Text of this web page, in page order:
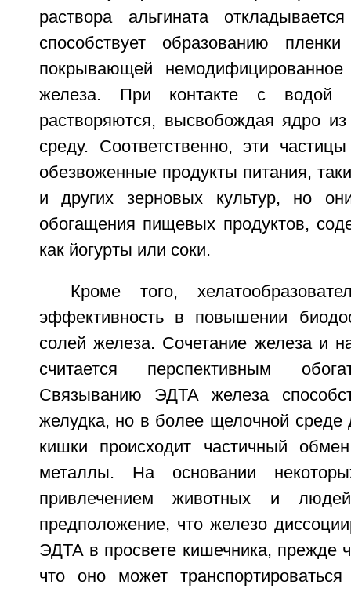
раствора альгината
способствует образованию
покрывающей
железа. При контакте с водой
растворяются, высвобождая ядро
среду. Соответственно, эти
обезвоженные продукты питания,
и других зерновых культур, но
обогащения пищевых продуктов,
как йогурты или соки.
Кроме того,
эффективность в повышении
солей железа. Сочетание железа и
считается перспективным
Связыванию ЭДТА железа
желудка, но в более щелочной среде
кишки происходит частичный
металлы. На основании
привлечением животных и
предположение, что железо
ЭДТА в просвете кишечника, прежде
что оно может